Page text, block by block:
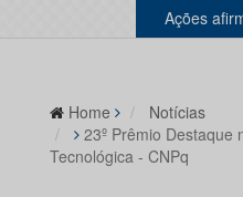
Ações
Home
Notícias
23º Prêmio Destaque
Tecnológica - CNPq